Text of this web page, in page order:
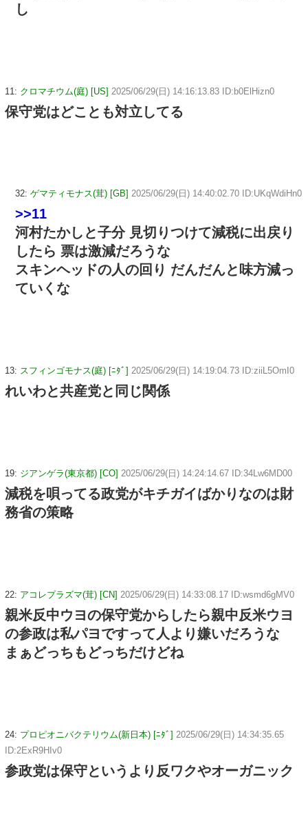
し
11: クロマチウム(庭) [US] 2025/06/29(日) 14:16:13.83 ID:b0ElHizn0
保守党はどことも対立してる
32: ゲマティモナス(茸) [GB] 2025/06/29(日) 14:40:02.70 ID:UKqWdiHn0
>>11
河村たかしと子分 見切りつけて減税に出戻り
したら 票は激減だろうな
スキンヘッドの人の回り だんだんと味方減っ
ていくな
13: スフィンゴモナス(庭) [ﾆﾀﾞ] 2025/06/29(日) 14:19:04.73 ID:ziiL5OmI0
れいわと共産党と同じ関係
19: ジアンゲラ(東京都) [CO] 2025/06/29(日) 14:24:14.67 ID:34Lw6MD00
減税を唄ってる政党がキチガイばかりなのは財
務省の策略
22: アコレプラズマ(茸) [CN] 2025/06/29(日) 14:33:08.17 ID:wsmd6gMV0
親米反中ウヨの保守党からしたら親中反米ウヨ
の参政は私パヨですって人より嫌いだろうな
まぁどっちもどっちだけどね
24: プロピオニバクテリウム(新日本) [ﾆﾀﾞ] 2025/06/29(日) 14:34:35.65
ID:2ExR9HIv0
参政党は保守というより反ワクやオーガニック